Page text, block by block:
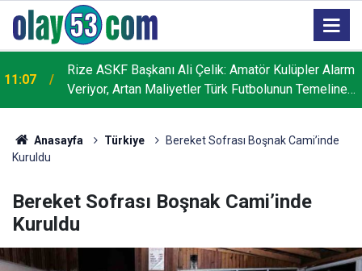
11:07
Rize ASKF Başkanı Ali Çelik: Amatör Kulüpler Alarm
Veriyor, Artan Maliyetler Türk Futbolunun Temeline
Darbe Vuruyor
Anasayfa Türkiye
Bereket Sofrası Boşnak Cami’inde
Kuruldu
Bereket Sofrası Boşnak Cami’inde
Kuruldu